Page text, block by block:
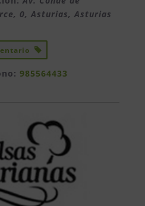
0, Asturias, Asturias
985564433